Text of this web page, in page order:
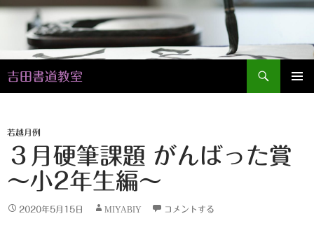
吉田書道教室
索
ン
ツ
へ
ス
ッ
若越月例
３月硬筆課題 がんばった賞
～小2年生編～
2020年5月15日 MIYABIY コメントする